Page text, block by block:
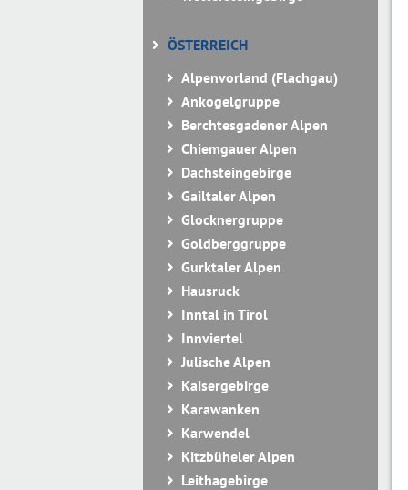
ÖSTERREICH
Alpenvorland (Flachgau)
Ankogelgruppe
Berchtesgadener Alpen
Chiemgauer Alpen
Dachsteingebirge
Gailtaler Alpen
Glocknergruppe
Goldberggruppe
Gurktaler Alpen
Hausruck
Inntal in Tirol
Innviertel
Julische Alpen
Kaisergebirge
Karawanken
Karwendel
Kitzbüheler Alpen
Leithagebirge